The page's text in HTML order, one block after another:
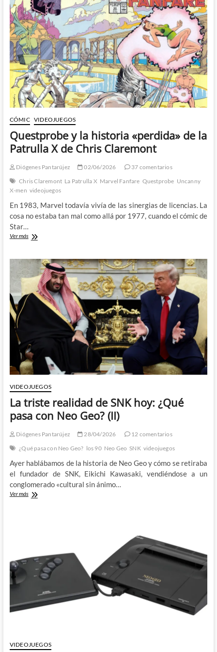
CÓMIC VIDEOJUEGOS
Questprobe y la historia «perdida» de la
Patrulla X de Chris Claremont
Diógenes Pantarújez 02/06/2026
37 comentarios
Chris Claremont La Patrulla X Marvel Fanfare Questprobe Uncanny
X-men videojuegos
En 1983, Marvel todavía vivía de las sinergias de licencias. La
cosa no estaba tan mal como allá por 1977, cuando el cómic de
Star…
Ver másQuestprobe
historia
«perdida»
de
Patrulla
VIDEOJUEGOS
La triste realidad de SNK hoy: ¿Qué
pasa con Neo Geo? (II)
Diógenes Pantarújez 28/04/2026
12 comentarios
¿Qué pasa con Neo Geo? los 90 Neo Geo SNK videojuegos
Ayer hablábamos de la historia de Neo Geo y cómo se retiraba
el fundador de SNK, Eikichi Kawasaki, vendiéndose a un
conglomerado «cultural sin ánimo…
Ver másLa
con
Neo
VIDEOJUEGOS